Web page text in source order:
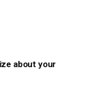
about your